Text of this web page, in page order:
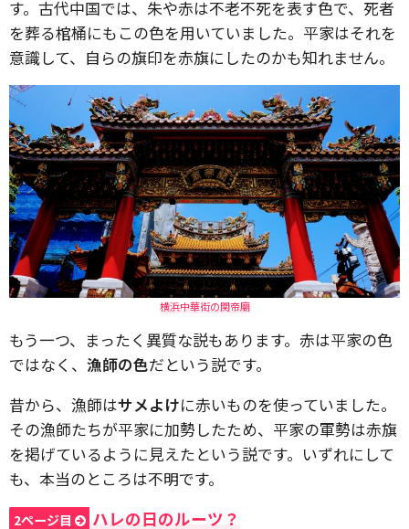
す。古代中国では、朱や赤は不老不死を表す色で、死者
を葬る棺桶にもこの色を用いていました。平家はそれを
意識して、自らの旗印を赤旗にしたのかも知れません。
横浜中華街の関帝廟
もう一つ、まったく異質な説もあります。赤は平家の色
ではなく、 漁師の色だという説です。
昔から、漁師はサメよけに赤いものを使っていました。
その漁師たちが平家に加勢したため、平家の軍勢は赤旗
を掲げているように見えたという説です。いずれにして
も、本当のところは不明です。
2ページ目 ハレの日のルーツ？